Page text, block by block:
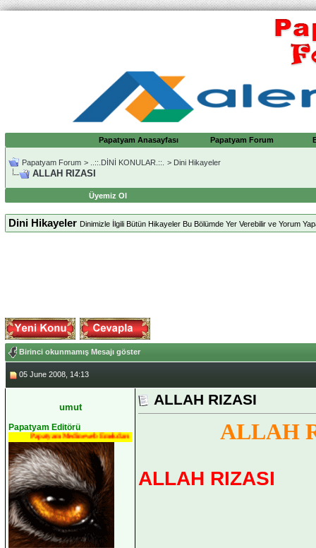
Papatyam Anasayfası Papatyam Forum
Papatyam Forum > ..::.DİNİ KONULAR.::. > Dini Hikayeler
ALLAH RIZASI
Üyemiz Ol
Dini Hikayeler Dinimizle İlgili Bütün Hikayeler Bu Bölümde Yer Verebilir ve Yorum
Birinci okunmamış Mesajı göster
05 June 2008, 14:13
umut
Papatyam Editörü
Papatyam Medineweb Emekdarı
ALLAH RIZASI
ALLAH
ALLAH RIZASI